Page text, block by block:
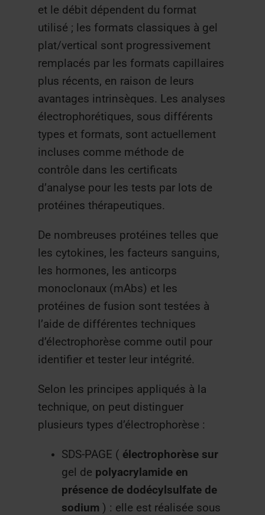
et le débit dépendent du format
utilisé ; les formats classiques à gel
plat/vertical sont progressivement
remplacés par les formats capillaires
plus récents, en raison de leurs
avantages intrinsèques. Les analyses
électrophorétiques, sous différents
types et formats, sont actuellement
incluses comme méthode de
contrôle dans les certificats
d’analyse pour les tests par lots de
protéines thérapeutiques.
De nombreuses protéines telles que
les cytokines, les facteurs sanguins,
les hormones, les anticorps
monoclonaux (mAbs) et les
protéines de fusion sont testées à
l’aide de différentes techniques
d’électrophorèse comme outil pour
identifier et tester leur intégrité.
Selon les principes appliqués à la
technique, on peut distinguer
plusieurs types d’électrophorèse :
SDS-PAGE ( électrophorèse sur
gel de polyacrylamide en
présence de dodécylsulfate de
sodium ) : elle est réalisée sous